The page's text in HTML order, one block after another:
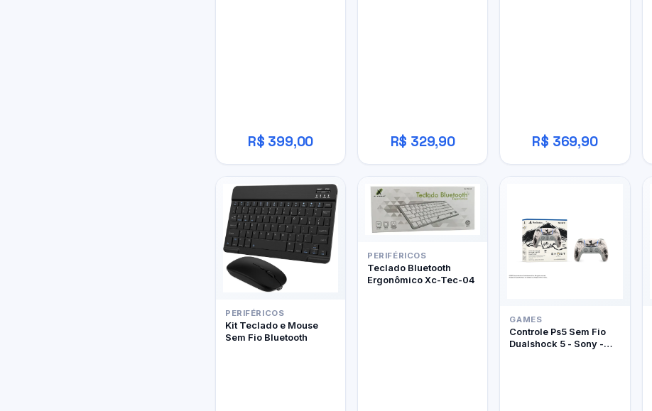
R$ 399,00 R$ 329,90 R$ 369,90
PERIFÉRICOS
Kit Teclado e Mouse
Sem Fio Bluetooth
PERIFÉRICOS
Teclado Bluetooth
Ergonômico Xc-Tec-04
GAMES
Controle Ps5 Sem Fio
Dualshock 5 - Sony -